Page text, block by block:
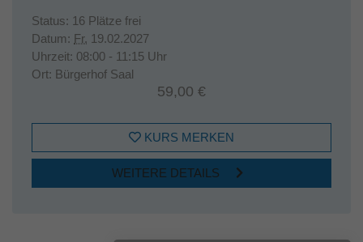
Status: 16 Plätze frei
Datum: Fr. 19.02.2027
Uhrzeit: 08:00 - 11:15 Uhr
Ort: Bürgerhof Saal
59,00 €
KURS MERKEN
WEITERE DETAILS